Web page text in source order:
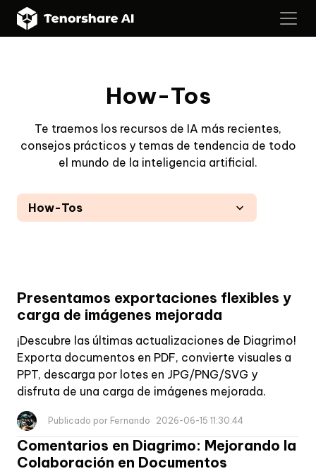
How-Tos
Te traemos los recursos de IA más recientes,
consejos prácticos y temas de tendencia de todo
el mundo de la inteligencia artificial.
How-Tos
Comparaciones y Reseñas
Trucos de IA
Foto con IA
Meme de tendencia
Trucos de Gemini IA
Trucos de Chatgpt
Trucos para Diagramas
Presentamos exportaciones flexibles y
carga de imágenes mejorada
¡Descubre las últimas actualizaciones de Diagrimo!
Exporta documentos en PDF, convierte visuales a
PPT, descarga por lotes en JPG/PNG/SVG y
disfruta de una carga de imágenes mejorada.
Publicado por Fernando 2026-06-15 11:30:44
Comentarios en Diagrimo: Mejorando la
Colaboración en Documentos